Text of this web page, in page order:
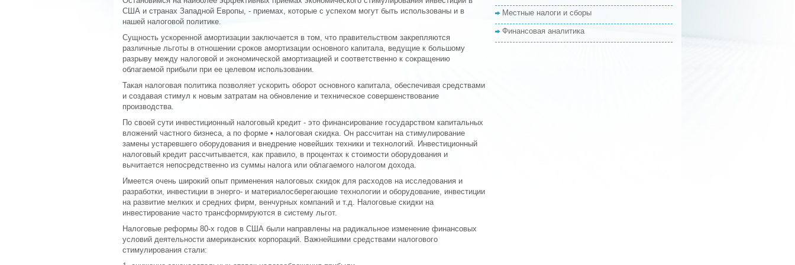
США и странах Западной Европы, - приемах, которые с успехом могут быть использованы и в
нашей налоговой политике.
Сущность ускоренной амортизации заключается в том, что правительством закрепляются
различные льготы в отношении сроков амортизации основного капитала, ведущие к большому
разрыву между налоговой и экономической амортизацией и соответственно к сокращению
облагаемой прибыли при ее целевом использовании.
Такая налоговая политика позволяет ускорить оборот основного капитала, обеспечивая средствами
и создавая стимул к новым затратам на обновление и техническое совершенствование
производства.
По своей сути инвестиционный налоговый кредит - это финансирование государством капитальных
вложений частного бизнеса, а по форме • налоговая скидка. Он рассчитан на стимулирование
замены устаревшего оборудования и внедрение новейших техники и технологий. Инвестиционный
налоговый кредит рассчитывается, как правило, в процентах к стоимости оборудования и
вычитается непосредственно из суммы налога или облагаемого налогом дохода.
Имеется очень широкий опыт применения налоговых скидок для расходов на исследования и
разработки, инвестиции в энерго- и материалосберегаюшие технологии и оборудование, инвестиции
на развитие мелких и средних фирм, венчурных компаний и т.д. Налоговые скидки на
инвестирование часто трансформируются в систему льгот.
Налоговые реформы 80-х годов в США были направлены на радикальное изменение финансовых
условий деятельности американских корпораций. Важнейшими средствами налогового
стимулирования стали:
Местные налоги и сборы
Финансовая аналитика